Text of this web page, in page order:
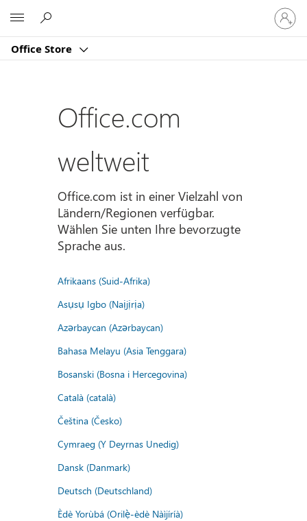
Office Store
Bei
Ihrem
Konto
Office.com
weltweit
Office.com ist in einer Vielzahl von
Ländern/Regionen verfügbar.
Wählen Sie unten Ihre bevorzugte
Sprache aus.
Afrikaans (Suid-Afrika)
Asụsụ Igbo (Naịjịrịa)
Azərbaycan (Azərbaycan)
Bahasa Melayu (Asia Tenggara)
Bosanski (Bosna i Hercegovina)
Català (català)
Čeština (Česko)
Cymraeg (Y Deyrnas Unedig)
Dansk (Danmark)
Deutsch (Deutschland)
Èdè Yorùbá (Orilẹ̀-èdè Nàìjíríà)